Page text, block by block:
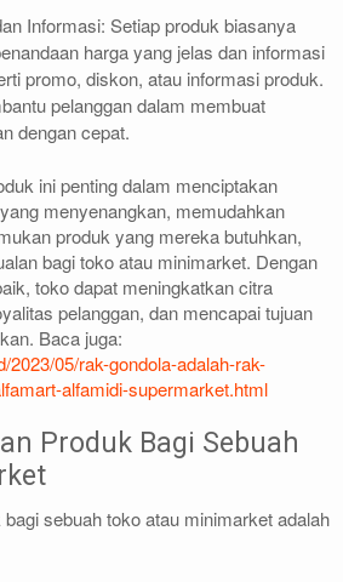
Informasi: Setiap produk biasanya
harga yang jelas dan informasi
promo, diskon, atau informasi produk.
pelanggan dalam membuat
dengan cepat.
ini penting dalam menciptakan
menyenangkan, memudahkan
produk yang mereka butuhkan,
bagi toko atau minimarket. Dengan
toko dapat meningkatkan citra
pelanggan, dan mencapai tujuan
Baca juga:
2023/05/rak-gondola-adalah-rak-
alfamidi-supermarket.html
Produk Bagi Sebuah
sebuah toko atau minimarket adalah